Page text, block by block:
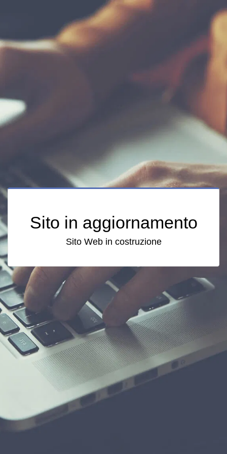
Sito in aggiornamento
Sito Web in costruzione